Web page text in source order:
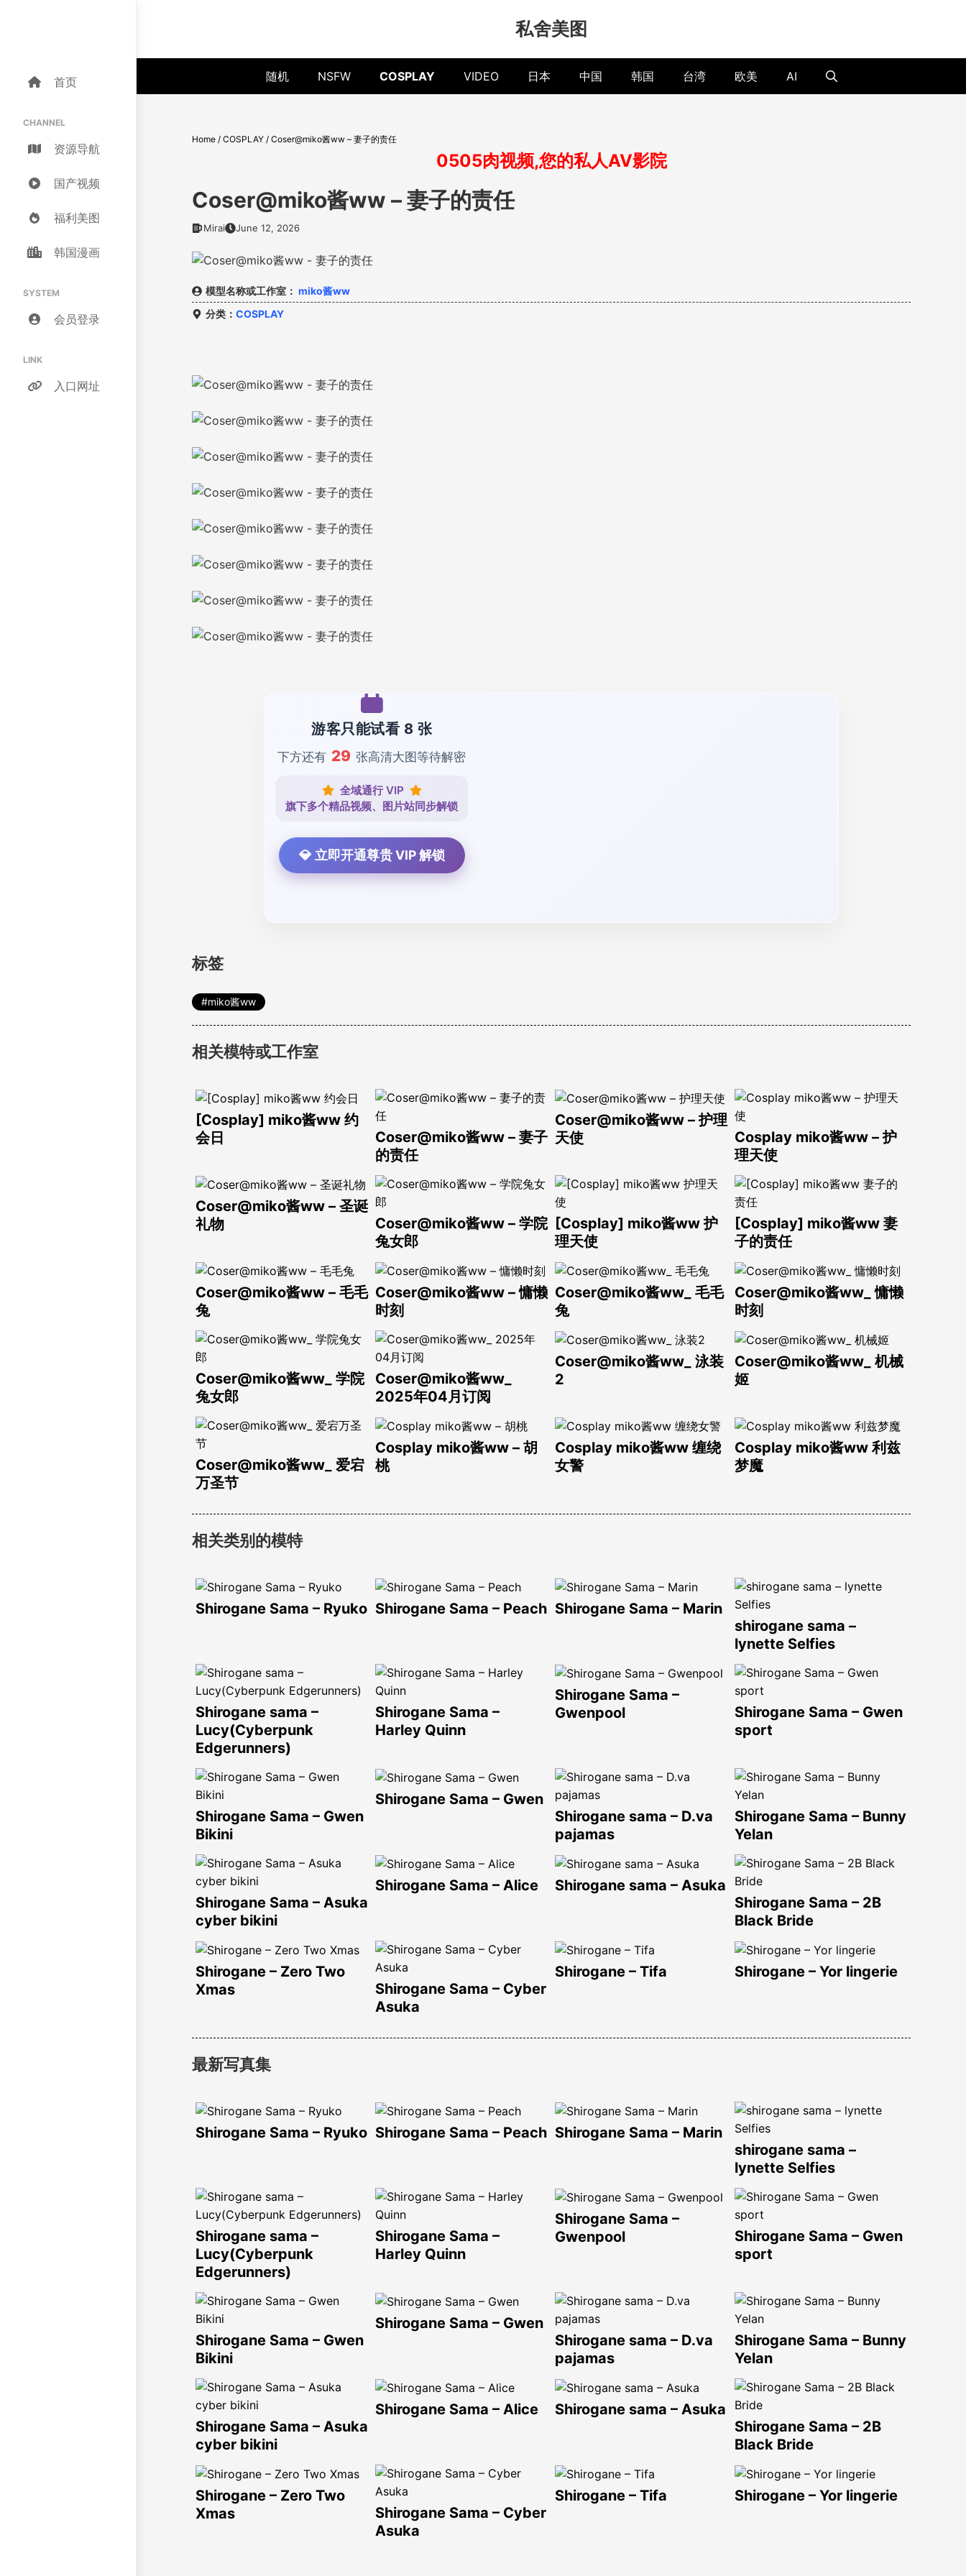
首页
CHANNEL
资源导航
国产视频
福利美图
韩国漫画
SYSTEM
会员登录
LINK
入口网址
私舍美图
随机 NSFW COSPLAY VIDEO 日本 中国 韩国 台湾 欧美 AI
Home / COSPLAY / Coser@miko酱ww – 妻子的责任
0505肉视频,您的私人AV影院
Coser@miko酱ww – 妻子的责任
Mirai June 12, 2026
模型名称或工作室： miko酱ww
分类： COSPLAY
游客只能试看 8 张
下方还有 29 张高清大图等待解密
全域通行 VIP
旗下多个精品视频、图片站同步解锁
💎 立即开通尊贵 VIP 解锁
标签
miko酱ww
相关模特或工作室
[Cosplay] miko酱ww 约
会日
Coser@miko酱ww – 妻子
的责任
Coser@miko酱ww – 护理
天使
Cosplay miko酱ww – 护
理天使
Coser@miko酱ww – 圣诞
礼物
Coser@miko酱ww – 学院
兔女郎
[Cosplay] miko酱ww 护
理天使
[Cosplay] miko酱ww 妻
子的责任
Coser@miko酱ww – 毛毛
兔
Coser@miko酱ww – 慵懒
时刻
Coser@miko酱ww_ 毛毛
兔
Coser@miko酱ww_ 慵懒
时刻
Coser@miko酱ww_ 学院
兔女郎
Coser@miko酱ww_
2025年04月订阅
Coser@miko酱ww_ 泳装
2
Coser@miko酱ww_ 机械
姬
Coser@miko酱ww_ 爱宕
万圣节
Cosplay miko酱ww – 胡
桃
Cosplay miko酱ww 缠绕
女警
Cosplay miko酱ww 利兹
梦魔
相关类别的模特
Shirogane Sama – Ryuko Shirogane Sama – Peach Shirogane Sama – Marin
shirogane sama –
lynette Selfies
Shirogane sama –
Lucy(Cyberpunk
Edgerunners)
Shirogane Sama –
Harley Quinn
Shirogane Sama –
Gwenpool
Shirogane Sama – Gwen
sport
Shirogane Sama – Gwen
Bikini
Shirogane Sama – Gwen
Shirogane sama – D.va
pajamas
Shirogane Sama – Bunny
Yelan
Shirogane Sama – Asuka
cyber bikini
Shirogane Sama – Alice
Shirogane sama – Asuka
Shirogane Sama – 2B
Black Bride
Shirogane – Zero Two
Xmas
Shirogane Sama – Cyber
Asuka
Shirogane – Tifa Shirogane – Yor lingerie
最新写真集
Shirogane Sama – Ryuko Shirogane Sama – Peach Shirogane Sama – Marin
shirogane sama –
lynette Selfies
Shirogane sama –
Lucy(Cyberpunk
Edgerunners)
Shirogane Sama –
Harley Quinn
Shirogane Sama –
Gwenpool
Shirogane Sama – Gwen
sport
Shirogane Sama – Gwen
Bikini
Shirogane Sama – Gwen
Shirogane sama – D.va
pajamas
Shirogane Sama – Bunny
Yelan
Shirogane Sama – Asuka
cyber bikini
Shirogane Sama – Alice
Shirogane sama – Asuka
Shirogane Sama – 2B
Black Bride
Shirogane – Zero Two
Xmas
Shirogane Sama – Cyber
Asuka
Shirogane – Tifa Shirogane – Yor lingerie